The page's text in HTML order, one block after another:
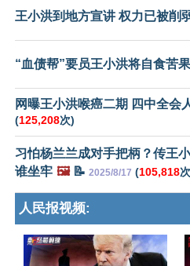
王小洪到地方宣讲 权力已被削
“血债帮”要员王小洪将自食苦果
网曝王小洪喉癌二期 四中全会
(125,208次)
习怕杨兰兰成对手把柄？传王
谁坐牢 🖼️📝 2025/8/17 (105,818
人民报视频: